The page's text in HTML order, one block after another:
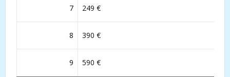
7 249 €
8 390 €
9 590 €